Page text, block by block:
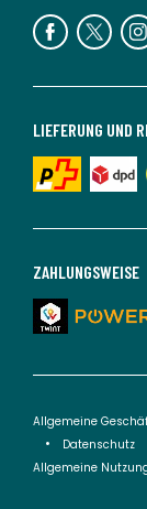
ZAHLUNGSWEISE
LIEFERUNG UND
Allgemeine
Datenschutz
Allgemeine